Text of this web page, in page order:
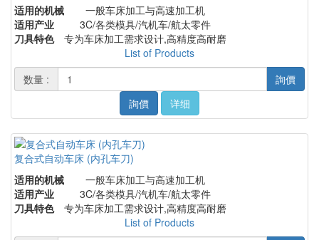
适用的机械
一般车床加工与高速加工机
适用产业
3C/各类模具/汽机车/航太零件
刀具特色
专为车床加工需求设计,高精度高耐磨
List of Products
数量 :
詢價
詢價
详细
复合式自动车床 (内孔车刀)
适用的机械
一般车床加工与高速加工机
适用产业
3C/各类模具/汽机车/航太零件
刀具特色
专为车床加工需求设计,高精度高耐磨
List of Products